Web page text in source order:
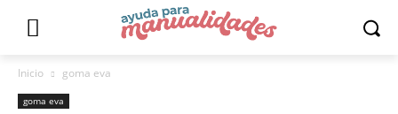
Inicio goma eva
goma eva